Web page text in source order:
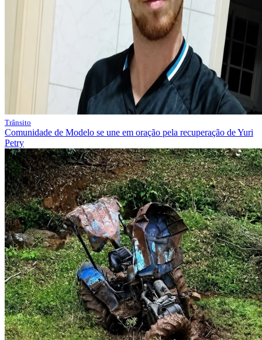
Trânsito
Comunidade de Modelo se une em oração pela recuperação de Yuri
Petry